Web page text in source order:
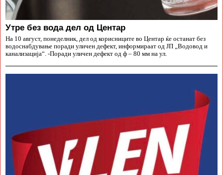
Утре без вода дел од Центар
На 10 август, понеделник, дел од корисниците во Центар ќе останат без
водоснабдување поради уличен дефект, информираат од ЈП „Водовод и
канализација“. -Поради уличен дефект од ф – 80 мм на ул.